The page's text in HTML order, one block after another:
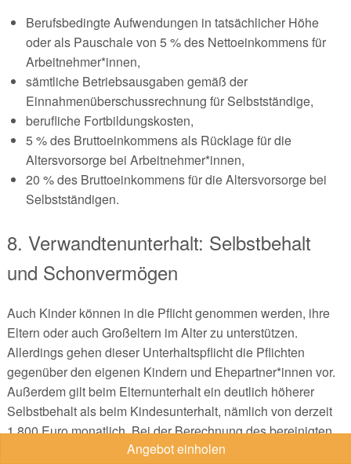
Angebot einholen
Berufsbedingte Aufwendungen in tatsächlicher Höhe
oder als Pauschale von 5 % des Nettoeinkommens für
Arbeitnehmer*innen,
sämtliche Betriebsausgaben gemäß der
Einnahmenüberschussrechnung für Selbstständige,
berufliche Fortbildungskosten,
5 % des Bruttoeinkommens als Rücklage für die
Altersvorsorge bei Arbeitnehmer*innen,
20 % des Bruttoeinkommens für die Altersvorsorge bei
Selbstständigen.
8. Verwandtenunterhalt: Selbstbehalt
und Schonvermögen
Auch Kinder können in die Pflicht genommen werden, ihre
Eltern oder auch Großeltern im Alter zu unterstützen.
Allerdings gehen dieser Unterhaltspflicht die Pflichten
gegenüber den eigenen Kindern und Ehepartner*innen vor.
Außerdem gilt beim Elternunterhalt ein deutlich höherer
Selbstbehalt als beim Kindesunterhalt, nämlich von derzeit
1.800 Euro monatlich. Bei der Berechnung des bereinigten
Nettoeinkommens dürfen noch weitere Posten in Abzug